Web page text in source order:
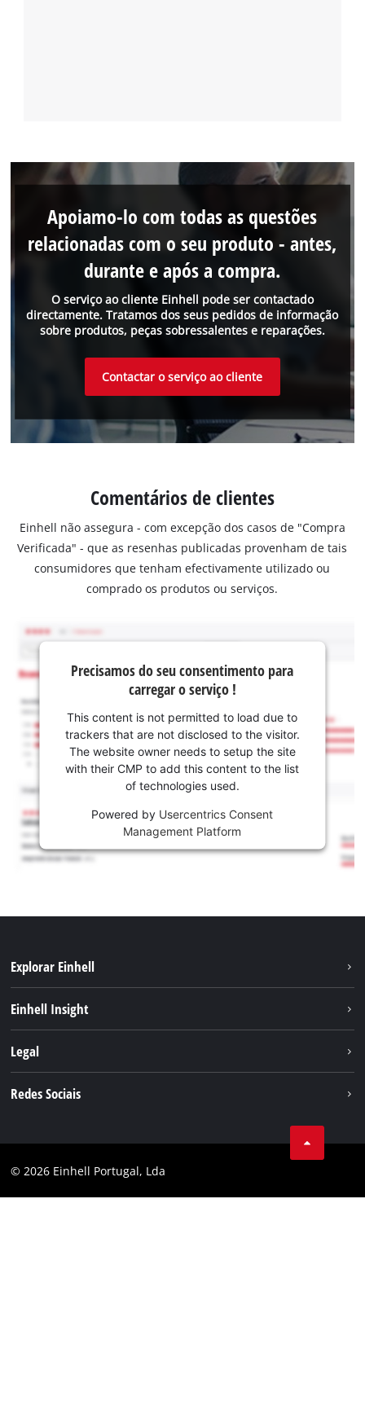
O serviço ao cliente Einhell pode ser contactado
directamente. Tratamos dos seus pedidos de informação
sobre produtos, peças sobressalentes e reparações.
Apoiamo-lo com todas as questões
relacionadas com o seu produto - antes,
durante e após a compra.
Contactar o serviço ao cliente
Comentários de clientes
Einhell não assegura - com excepção dos casos de "Compra
Verificada" - que as resenhas publicadas provenham de tais
consumidores que tenham efectivamente utilizado ou
comprado os produtos ou serviços.
Precisamos do seu consentimento para
carregar o serviço !
This content is not permitted to load due to
trackers that are not disclosed to the visitor.
The website owner needs to setup the site
with their CMP to add this content to the list
of technologies used.
Powered by Usercentrics Consent
Management Platform
Explorar Einhell
Serviço
Einhell Insight
Carreira
Legal
Conformidade
Redes Sociais
Instagram
© 2026 Einhell Portugal, Lda